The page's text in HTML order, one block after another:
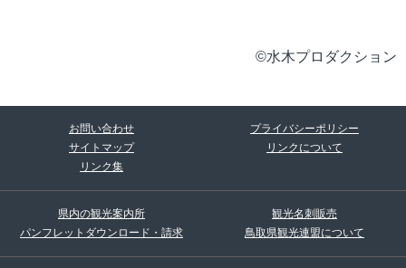
©水木プロダクション
お問い合わせ
プライバシーポリシー
サイトマップ
リンクについて
リンク集
県内の観光案内所
観光名刺販売
パンフレットダウンロード・請求
鳥取県観光連盟について